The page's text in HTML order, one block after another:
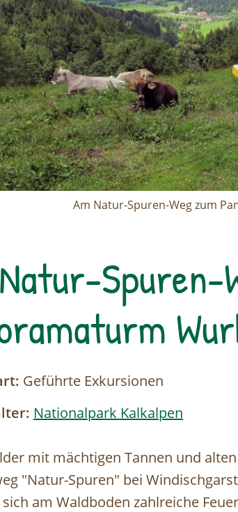
Am Natur-Spuren-Weg zum
Spuren-
Geführte Exkursionen
Nationalpark Kalkalpen
mit mächtigen Tannen und
"Natur-Spuren" bei
am Waldboden zahlreiche